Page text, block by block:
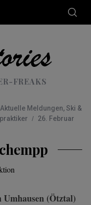
FREAKS
Aktuelle Meldungen, Ski &
26. Februar